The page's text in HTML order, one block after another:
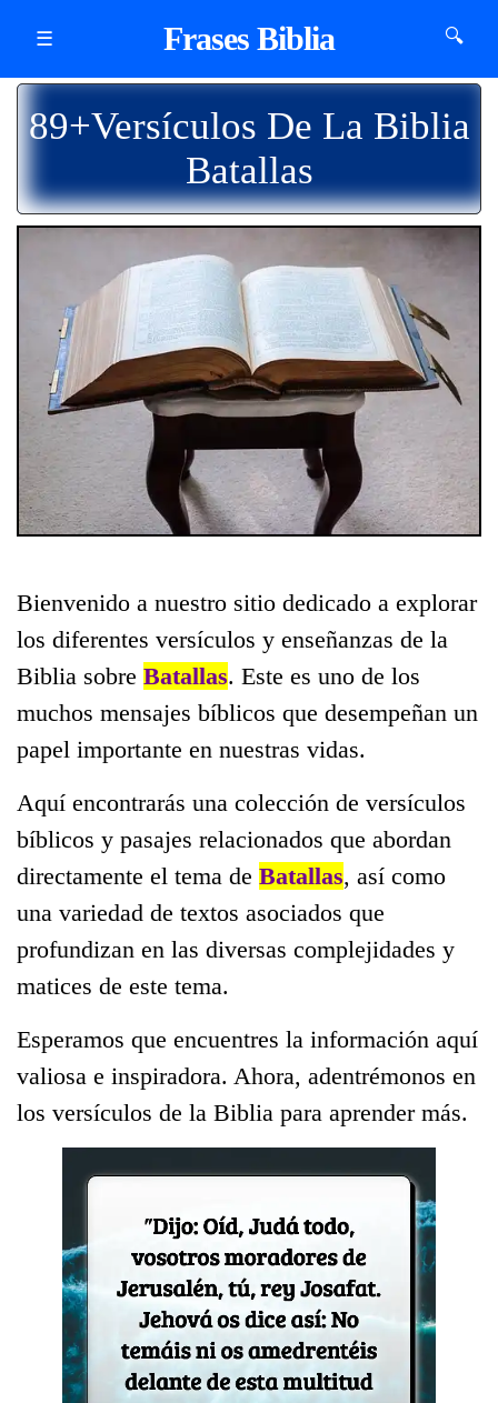
☰ Frases Biblia 🔍
89+Versículos De La Biblia
Batallas
Bienvenido a nuestro sitio dedicado a explorar
los diferentes versículos y enseñanzas de la
Biblia sobre Batallas. Este es uno de los
muchos mensajes bíblicos que desempeñan un
papel importante en nuestras vidas.
Aquí encontrarás una colección de versículos
bíblicos y pasajes relacionados que abordan
directamente el tema de Batallas, así como
una variedad de textos asociados que
profundizan en las diversas complejidades y
matices de este tema.
Esperamos que encuentres la información aquí
valiosa e inspiradora. Ahora, adentrémonos en
los versículos de la Biblia para aprender más.